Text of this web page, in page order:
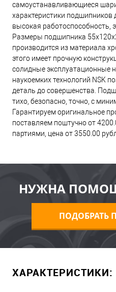
самоустанавливающиеся
характеристики подшипников
высокая работоспособность,
Размеры подшипника
производится из материала
этого имеет прочную
солидные эксплуатационные
наукоемких технологий NSK
деталь до совершенства.
тихо, безопасно, точно, с
Гарантируем оригинальное
поставляем поштучно от
партиями, цена от 3550.00
НУЖНА
ПОДОБРАТЬ
ХАРАКТЕРИСТИКИ: